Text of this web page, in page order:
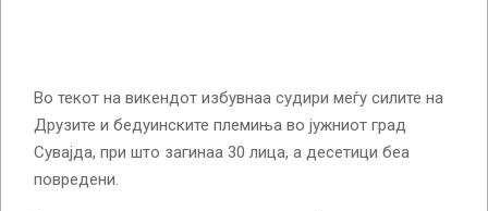
Во текот на викендот избувнаа судири меѓу силите на
Друзите и бедуинските племиња во јужниот град
Сувајда, при што загинаа 30 лица, а десетици беа
повредени.